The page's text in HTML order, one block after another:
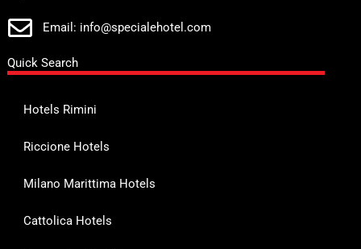
Email: info@specialehotel.com
Quick Search
Hotels Rimini
Riccione Hotels
Milano Marittima Hotels
Cattolica Hotels